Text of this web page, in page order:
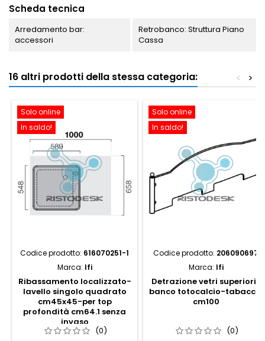
Scheda tecnica
Arredamento bar:
accessori
Retrobanco: Struttura Piano
Cassa
16 altri prodotti della stessa categoria: >
<
Solo online
In saldo!
Codice prodotto: 616070251-1
Marca: Ifi
Ribassamento localizzato-
lavello singolo quadrato
cm45x45-per top
profondità cm64.1 senza
invaso
(0)
Solo online
In saldo!
Codice prodotto: 206090697
Marca: Ifi
Detrazione vetri superiori-
banco totocalcio-tabacchi
cm100
(0)